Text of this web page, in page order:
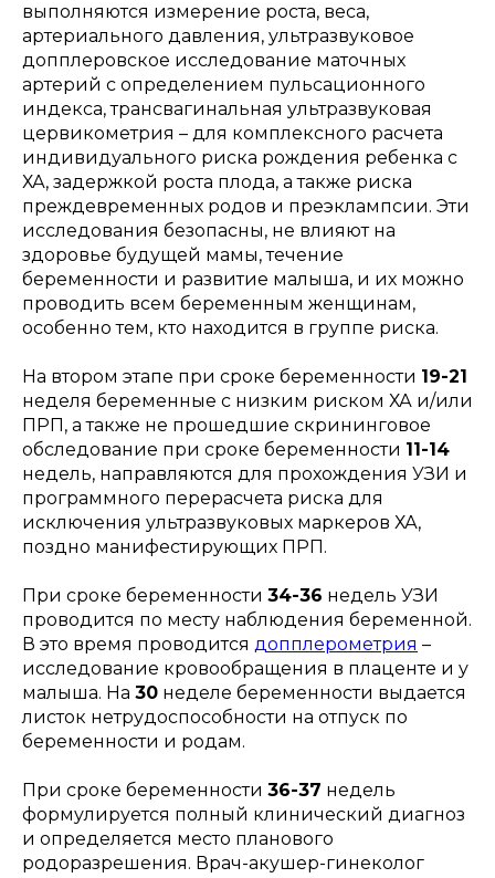
выполняются измерение роста, веса,
артериального давления, ультразвуковое
допплеровское исследование маточных
артерий с определением пульсационного
индекса, трансвагинальная ультразвуковая
цервикометрия – для комплексного расчета
индивидуального риска рождения ребенка с
ХА, задержкой роста плода, а также риска
преждевременных родов и преэклампсии. Эти
исследования безопасны, не влияют на
здоровье будущей мамы, течение
беременности и развитие малыша, и их можно
проводить всем беременным женщинам,
особенно тем, кто находится в группе риска.
На втором этапе при сроке беременности 19-21
неделя беременные с низким риском ХА и/или
ПРП, а также не прошедшие скрининговое
обследование при сроке беременности 11-14
недель, направляются для прохождения УЗИ и
программного перерасчета риска для
исключения ультразвуковых маркеров ХА,
поздно манифестирующих ПРП.
При сроке беременности 34-36 недель УЗИ
проводится по месту наблюдения беременной.
В это время проводится допплерометрия –
исследование кровообращения в плаценте и у
малыша. На 30 неделе беременности выдается
листок нетрудоспособности на отпуск по
беременности и родам.
При сроке беременности 36-37 недель
формулируется полный клинический диагноз
и определяется место планового
родоразрешения. Врач-акушер-гинеколог